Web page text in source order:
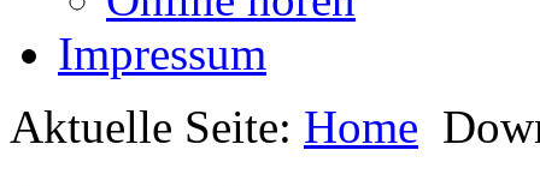
Impressum
Aktuelle Seite: Home